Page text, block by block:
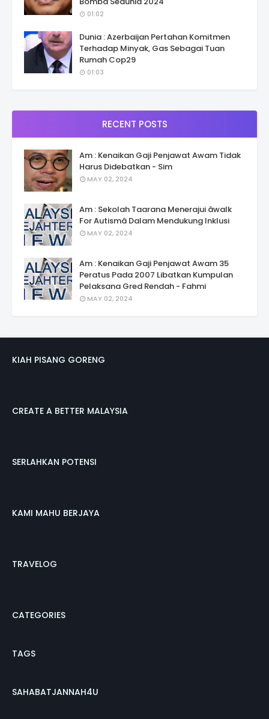
01:02
Dunia : Azerbaijan Pertahan Komitmen
Terhadap Minyak, Gas Sebagai Tuan
Rumah Cop29
01:03
RECENT POSTS
Am : Kenaikan Gaji Penjawat Awam Tidak
Harus Didebatkan - Sim
MAY 02, 2024
Am : Sekolah Taarana Menerajui âwalk
For Autismâ Dalam Mendukung Inklusi
MAY 02, 2024
Am : Kenaikan Gaji Penjawat Awam 35
Peratus Pada 2007 Libatkan Kumpulan
Pelaksana Gred Rendah - Fahmi
MAY 02, 2024
KIAH PISANG GORENG
CREATE A BETTER MALAYSIA
SERLAHKAN POTENSI
KAMI MAHU BERJAYA
TRAVELOG
CATEGORIES
TAGS
SAHABATJANNAH4U